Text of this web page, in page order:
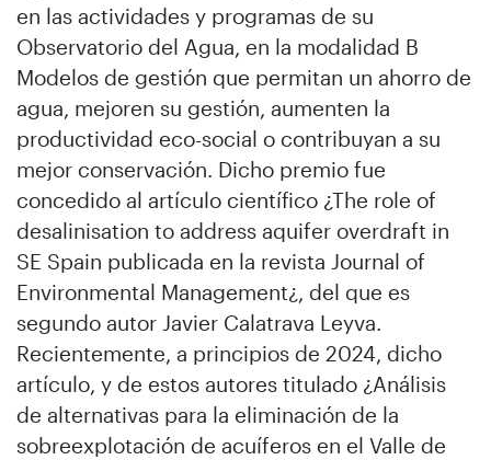
en las actividades y programas de su
Observatorio del Agua, en la modalidad B
Modelos de gestión que permitan un ahorro de
agua, mejoren su gestión, aumenten la
productividad eco-social o contribuyan a su
mejor conservación. Dicho premio fue
concedido al artículo científico ¿The role of
desalinisation to address aquifer overdraft in
SE Spain publicada en la revista Journal of
Environmental Management¿, del que es
segundo autor Javier Calatrava Leyva.
Recientemente, a principios de 2024, dicho
artículo, y de estos autores titulado ¿Análisis
de alternativas para la eliminación de la
sobreexplotación de acuíferos en el Valle de